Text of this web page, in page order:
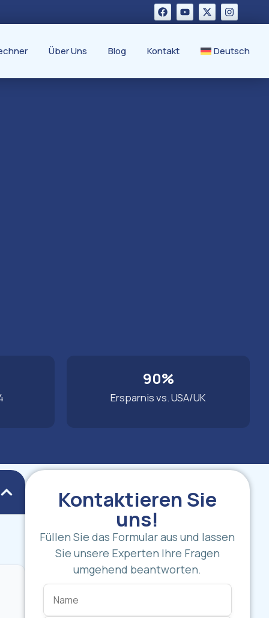
Über Uns Blog Kontakt Deutsch
90%
Ersparnis vs. USA/UK
Kontaktieren Sie
uns!
Füllen Sie das Formular aus und lassen
Sie unsere Experten Ihre Fragen
umgehend beantworten.